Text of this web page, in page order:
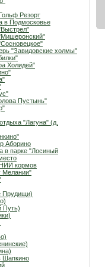
Резорт
в Подмосковье
"Завидовские холмы"
Холидей"
Пустынь"
"Лагуна" (д.
Аборино
в парке "Лосиный
кормов
Мелании"
Прудищи)
Путь)
Шапкино